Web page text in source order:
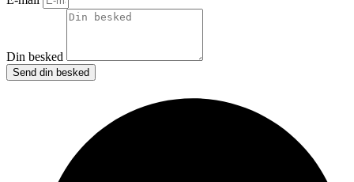
Din besked
Send din besked